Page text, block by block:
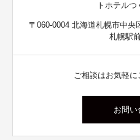
トホテル
〒060-0004 北海道札幌市中央
札幌駅
ご相談はお気軽に
お問い